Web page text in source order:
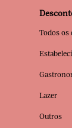
Todos os
Lazer
Outros